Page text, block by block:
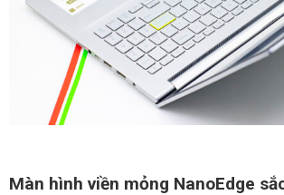
Màn hình viền mỏng NanoEdge